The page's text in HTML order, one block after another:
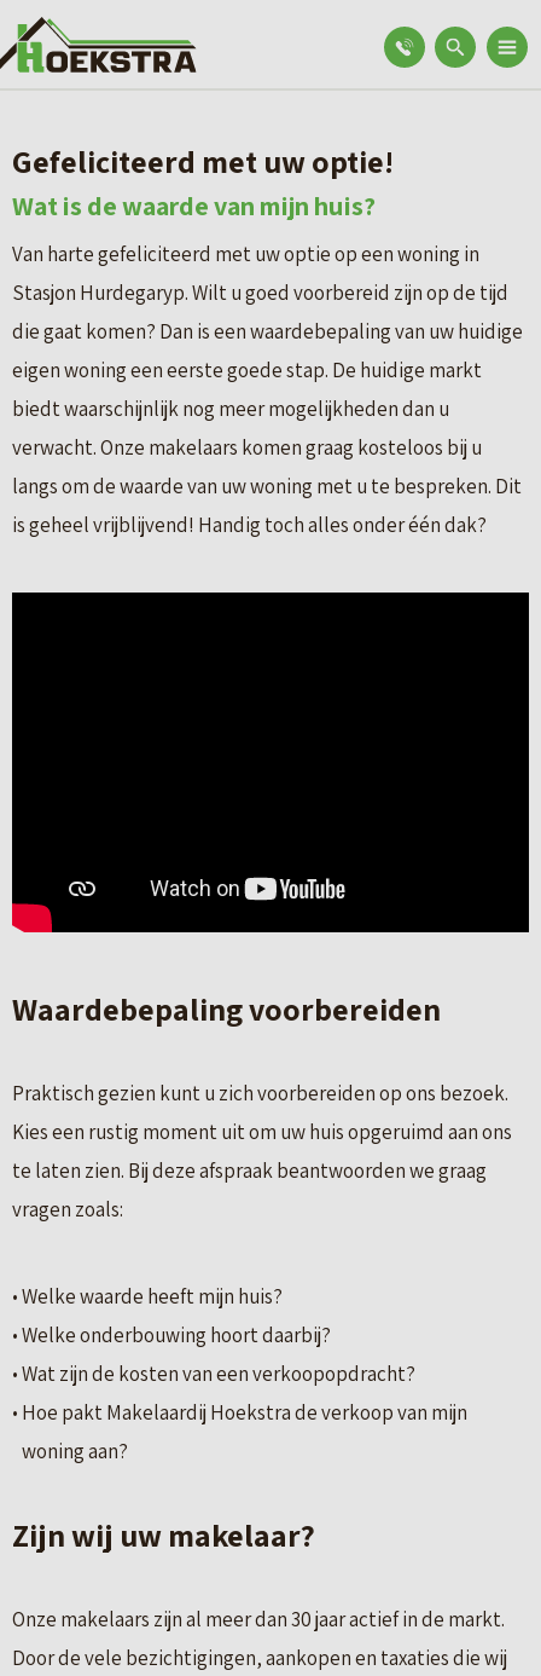
Gefeliciteerd met uw optie!
Wat is de waarde van mijn huis?
Van harte gefeliciteerd met uw optie op een woning in
Stasjon Hurdegaryp. Wilt u goed voorbereid zijn op de tijd
die gaat komen? Dan is een waardebepaling van uw huidige
eigen woning een eerste goede stap. De huidige markt
biedt waarschijnlijk nog meer mogelijkheden dan u
verwacht. Onze makelaars komen graag kosteloos bij u
langs om de waarde van uw woning met u te bespreken. Dit
is geheel vrijblijvend! Handig toch alles onder één dak?
Waardebepaling voorbereiden
Praktisch gezien kunt u zich voorbereiden op ons bezoek.
Kies een rustig moment uit om uw huis opgeruimd aan ons
te laten zien. Bij deze afspraak beantwoorden we graag
vragen zoals:
Welke waarde heeft mijn huis?
Welke onderbouwing hoort daarbij?
Wat zijn de kosten van een verkoopopdracht?
Hoe pakt Makelaardij Hoekstra de verkoop van mijn
woning aan?
Zijn wij uw makelaar?
Onze makelaars zijn al meer dan 30 jaar actief in de markt.
Door de vele bezichtigingen, aankopen en taxaties die wij